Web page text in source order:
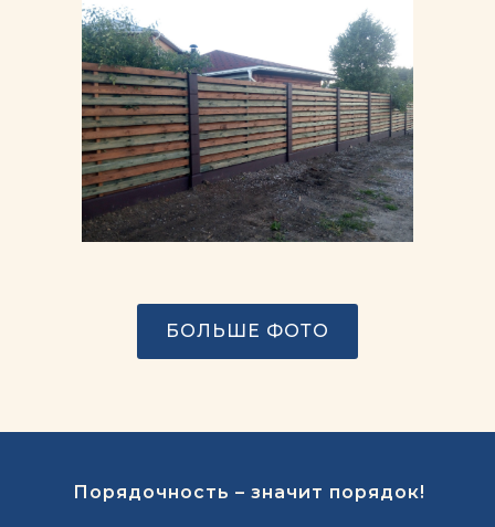
БОЛЬШЕ ФОТО
Порядочность – значит порядок!